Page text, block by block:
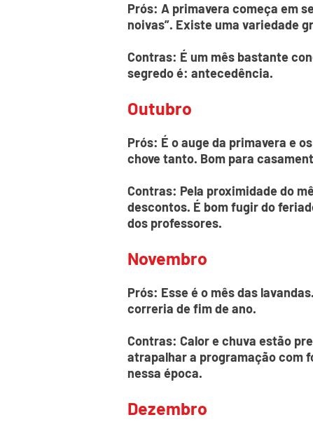
Prós: A primavera começa em
noivas”. Existe uma variedade
Contras: É um mês bastante
segredo é: antecedência.
Outubro
Prós: É o auge da primavera e
chove tanto. Bom para
Contras: Pela proximidade do
descontos. É bom fugir do
dos professores.
Novembro
Prós: Esse é o mês das
correria de fim de ano.
Contras: Calor e chuva estão
atrapalhar a programação com
nessa época.
Dezembro